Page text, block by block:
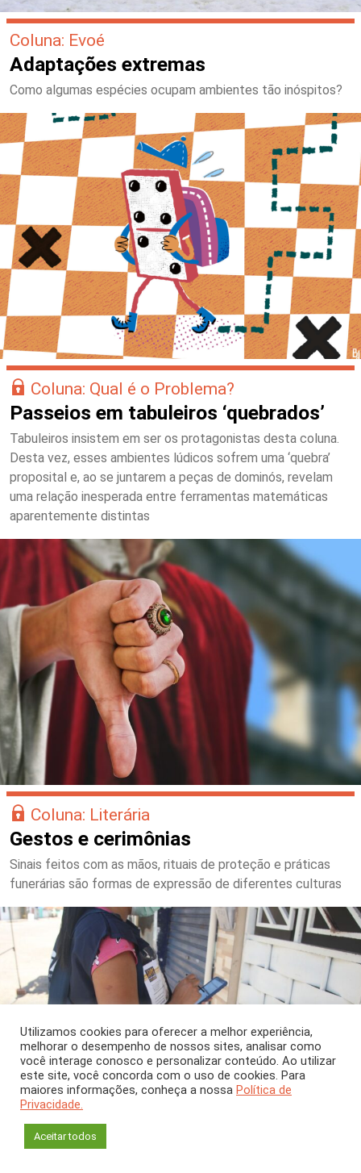
Coluna: Evoé
Adaptações extremas
Como algumas espécies ocupam ambientes tão inóspitos?
Coluna: Qual é o Problema?
Passeios em tabuleiros ‘quebrados’
Tabuleiros insistem em ser os protagonistas desta coluna.
Desta vez, esses ambientes lúdicos sofrem uma ‘quebra’
proposital e, ao se juntarem a peças de dominós, revelam
uma relação inesperada entre ferramentas matemáticas
aparentemente distintas
Coluna: Literária
Gestos e cerimônias
Sinais feitos com as mãos, rituais de proteção e práticas
funerárias são formas de expressão de diferentes culturas
Utilizamos cookies para oferecer a melhor experiência,
melhorar o desempenho de nossos sites, analisar como
você interage conosco e personalizar conteúdo. Ao utilizar
este site, você concorda com o uso de cookies. Para
maiores informações, conheça a nossa Política de
Privacidade.
Aceitar todos